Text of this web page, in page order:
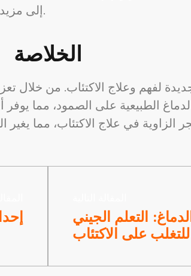
إلى مزيد من البحث لترجمة هذه النتائج إلى ممارسات سريرية موحدة.
الخلاصة
لفهم وعلاج الاكتئاب. من خلال
الطبيعية على الصمود، مما
التعلم الجيني
على الاكتئاب